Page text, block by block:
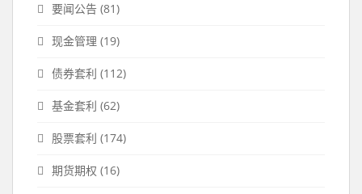
要闻公告 (81)
现金管理 (19)
债券套利 (112)
基金套利 (62)
股票套利 (174)
期货期权 (16)